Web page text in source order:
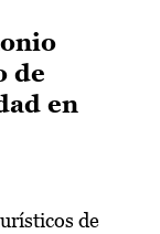
de
en
de